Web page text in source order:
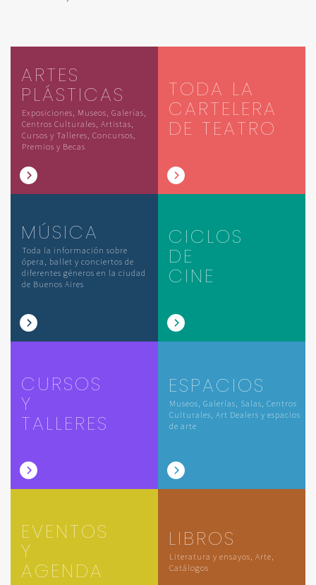
ARTES
PLÁSTICAS
Exposiciones, Museos, Galerías,
Centros Culturales, Artistas,
Cursos y Talleres, Concursos,
Premios y Becas
TODA LA
CARTELERA
DE TEATRO
MÚSICA
Toda la información sobre
ópera, ballet y conciertos de
diferentes géneros en la ciudad
de Buenos Aires
CICLOS
DE
CINE
CURSOS
Y
TALLERES
ESPACIOS
Museos, Galerías, Salas, Centros
Culturales, Art Dealers y espacios
de arte
EVENTOS
Y
AGENDA
LIBROS
Literatura y ensayos, Arte,
Catálogos